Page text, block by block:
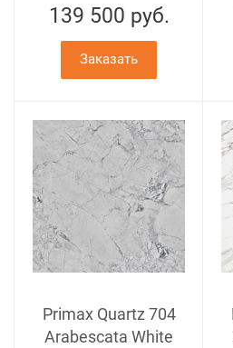
139 500 руб.
Заказать
Primax Quartz 704
Arabescata White